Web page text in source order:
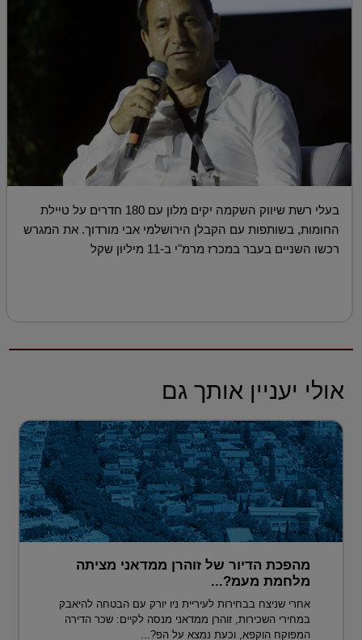
בעלי רשת שיווק השקמה יקים מלון עם 180 חדרים על טיילת
החומות, בשותפות עם הקבלן הירושלמי אבי מורדוך. את המגרש
רכשו השניים בעבר במכרז מרמ"י ב-11 מיליון שקל
אולי יעניין אותך גם
מהפכת הדיור של זוהרן ממדאני מציתה
מלחמת מעמ?...
אחרי שניצח בבחירות לעיריית ניו יורק עם הבטחה להיאבק
במחירי השכירות, זוהרן ממדאני מנסה לקיים: שכר הדירה
המפוקח הוקפא, וכעת נמצא על הפ?...